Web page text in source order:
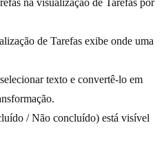
de Tarefas exibe onde uma
texto e convertê-lo em
/ Não concluído) está visível